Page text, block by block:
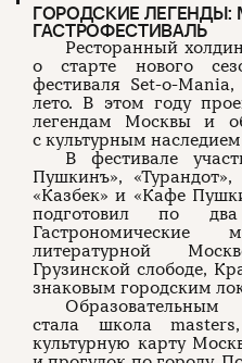
ГОРОДСКИЕ
ГАСТРОФЕСТИВАЛЬ
Ресторанный
о старте нового
фестиваля Set-o-
лето. В этом году
легендам Москвы и
с культурным
В фестивале
Пушкинъ»,
«Казбек» и «Кафе
подготовил по два
Гастрономические
литературной
Грузинской слободе,
знаковым городским
стала школа
культурную карту